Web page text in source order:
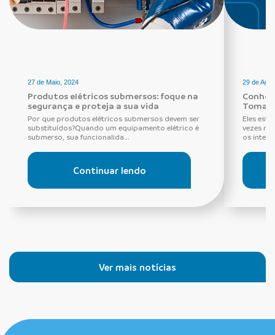
27 de Maio, 2024
Produtos elétricos submersos: foque na
segurança e proteja a sua vida
Por que produtos elétricos submersos devem ser
substituídos?Quando um equipamento elétrico é
submerso, sua funcionalida...
Continuar lendo
29 de
Eles
vezes
os
Ver mais notícias